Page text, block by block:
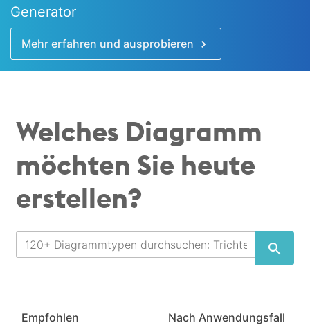
Generator
Mehr erfahren und ausprobieren
Welches Diagramm
möchten Sie heute
erstellen?
Empfohlen Nach Anwendungsfall